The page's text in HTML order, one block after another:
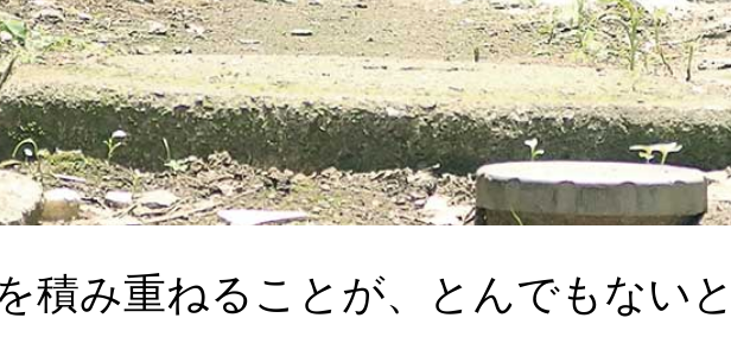
積み重ねることが、とんでもない